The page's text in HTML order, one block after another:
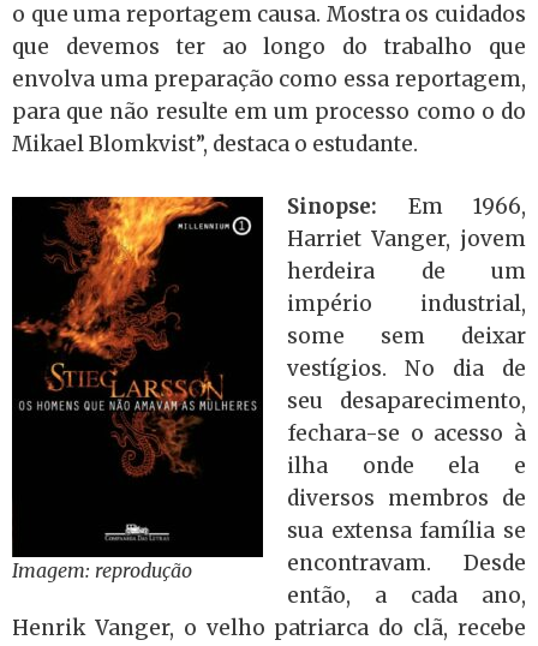
o que uma reportagem causa. Mostra os cuidados
que devemos ter ao longo do trabalho que
envolva uma preparação como essa reportagem,
para que não resulte em um processo como o do
Mikael Blomkvist”, destaca o estudante.
Imagem: reprodução
Sinopse: Em 1966,
Harriet Vanger, jovem
herdeira de um
império industrial,
some sem deixar
vestígios. No dia de
seu desaparecimento,
fechara-se o acesso à
ilha onde ela e
diversos membros de
sua extensa família se
encontravam. Desde
então, a cada ano,
Henrik Vanger, o velho patriarca do clã, recebe